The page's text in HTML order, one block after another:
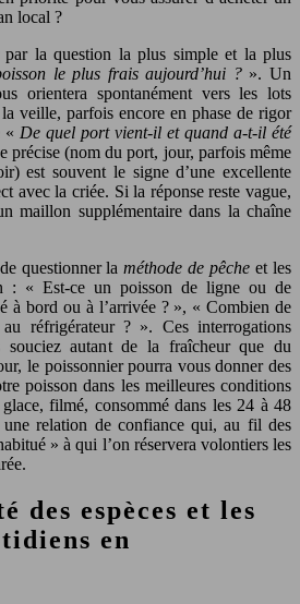
local ?
par la question la plus simple et la plus
le plus frais aujourd’hui ?». Un
orientera spontanément vers les lots
veille, parfois encore en phase de rigor
« De quel port vient-il et quand a-t-il été
précise (nom du port, jour, parfois même
est souvent le signe d’une excellente
avec la criée. Si la réponse reste vague,
maillon supplémentaire dans la chaîne
questionner laméthode de pêche et les
: « Est-ce un poisson de ligne ou de
à bord ou à l’arrivée ? », « Combien de
réfrigérateur ? ». Ces interrogations
souciez autant de la fraîcheur que du
le poissonnier pourra vous donner des
poisson dans les meilleures conditions
filmé, consommé dans les 24 à 48
une relation de confiance qui, au fil des
» à qui l’on réservera volontiers les
des espèces et les
en